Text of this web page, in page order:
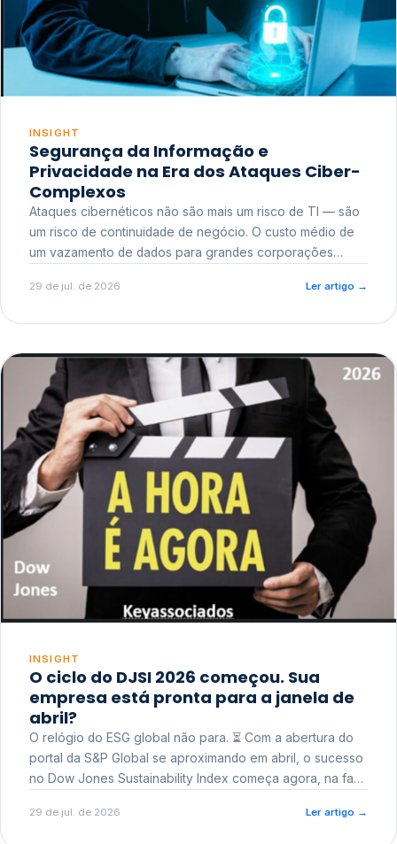
INSIGHT
Segurança da Informação e
Privacidade na Era dos Ataques Ciber-
Complexos
Ataques cibernéticos não são mais um risco de TI — são
um risco de continuidade de negócio. O custo médio de
um vazamento de dados para grandes corporações
reputacional e o risco regulatório junto a órgãos como a
29 de jul. de 2026 Ler artigo →
INSIGHT
O ciclo do DJSI 2026 começou. Sua
empresa está pronta para a janela de
abril?
O relógio do ESG global não para. ⏳ Com a abertura do
portal da S&P Global se aproximando em abril, o sucesso
no Dow Jones Sustainability Index começa agora, na fase
29 de jul. de 2026 Ler artigo →